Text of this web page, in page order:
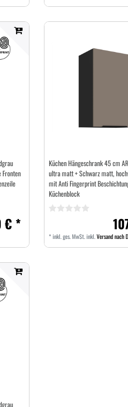
€ *
Küchen Hängeschrank 45 cm
ultra matt + Schwarz matt,
mit Anti Fingerprint
Küchenblock
*inkl. ges. MwSt.inkl.Versand nach